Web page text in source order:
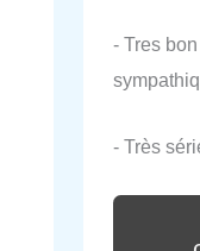
- Tres
- Très